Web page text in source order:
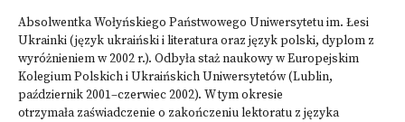
Absolwentka Wołyńskiego Państwowego Uniwersytetu im. Łesi
Ukrainki (język ukraiński i literatura oraz język polski, dyplom z
wyróżnieniem w 2002 r.). Odbyła staż naukowy w Europejskim
Kolegium Polskich i Ukraińskich Uniwersytetów (Lublin,
październik 2001–czerwiec 2002). W tym okresie
otrzymała zaświadczenie o zakończeniu lektoratu z języka